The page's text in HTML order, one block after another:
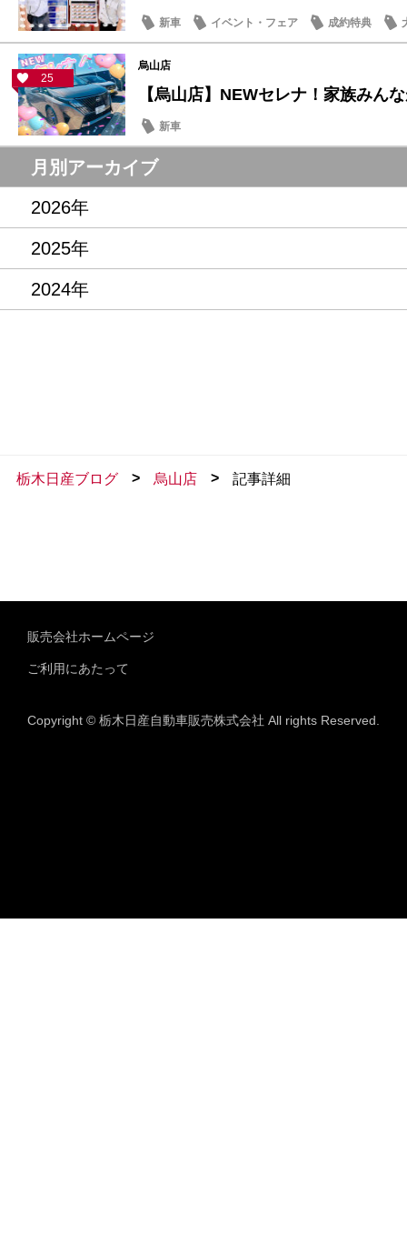
新車 イベント・フェア 成約特典
25
烏山店
【烏山店】NEWセレナ！家族みん
新車
月別アーカイブ
2026年
2025年
2024年
栃木日産ブログ > 烏山店 > 記事詳細
販売会社ホームページ
ご利用にあたって
Copyright © 栃木日産自動車販売株式会社 All rights Reserved.